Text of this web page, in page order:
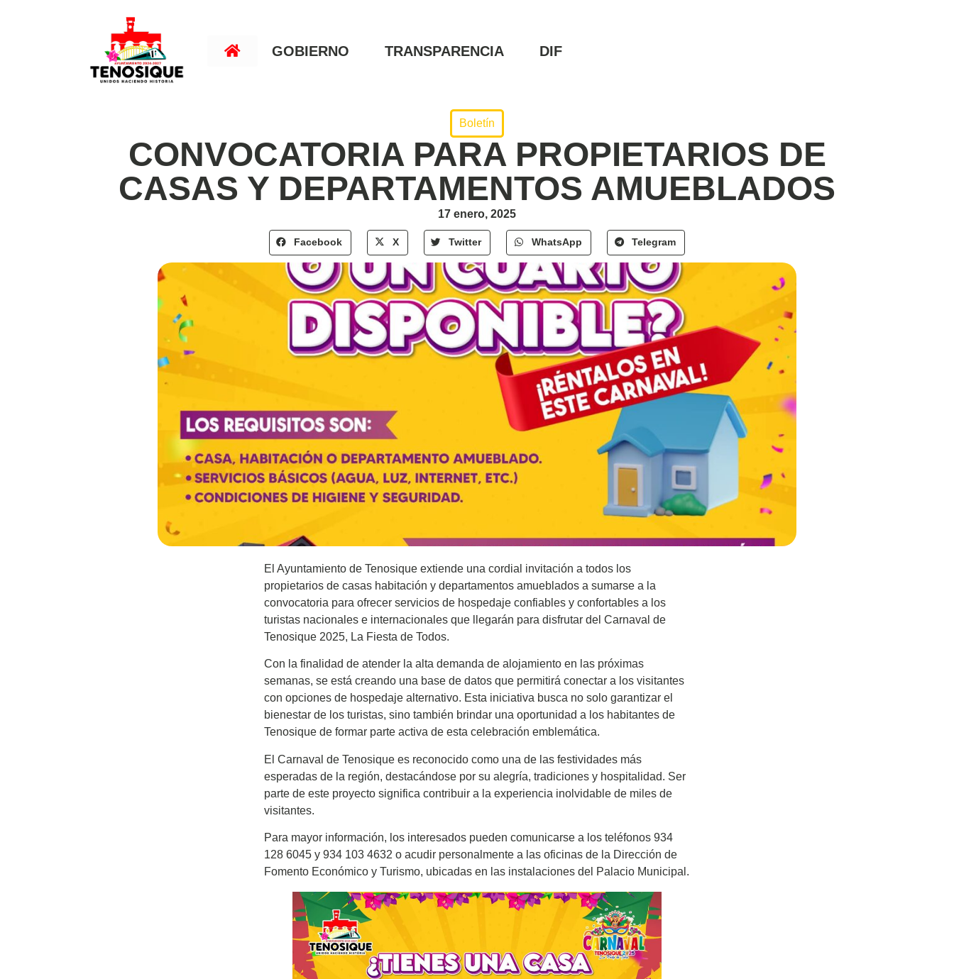
GOBIERNO TRANSPARENCIA DIF
Boletín
CONVOCATORIA PARA PROPIETARIOS DE
CASAS Y DEPARTAMENTOS AMUEBLADOS
17 enero, 2025
Facebook X Twitter WhatsApp Telegram
El Ayuntamiento de Tenosique extiende una cordial invitación a todos los
propietarios de casas habitación y departamentos amueblados a sumarse a la
convocatoria para ofrecer servicios de hospedaje confiables y confortables a los
turistas nacionales e internacionales que llegarán para disfrutar del Carnaval de
Tenosique 2025, La Fiesta de Todos.
Con la finalidad de atender la alta demanda de alojamiento en las próximas
semanas, se está creando una base de datos que permitirá conectar a los visitantes
con opciones de hospedaje alternativo. Esta iniciativa busca no solo garantizar el
bienestar de los turistas, sino también brindar una oportunidad a los habitantes de
Tenosique de formar parte activa de esta celebración emblemática.
El Carnaval de Tenosique es reconocido como una de las festividades más
esperadas de la región, destacándose por su alegría, tradiciones y hospitalidad. Ser
parte de este proyecto significa contribuir a la experiencia inolvidable de miles de
visitantes.
Para mayor información, los interesados pueden comunicarse a los teléfonos 934
128 6045 y 934 103 4632 o acudir personalmente a las oficinas de la Dirección de
Fomento Económico y Turismo, ubicadas en las instalaciones del Palacio Municipal.